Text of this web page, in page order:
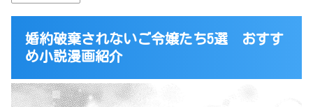
婚約破棄されないご令嬢たち5選 おすす
め小説漫画紹介